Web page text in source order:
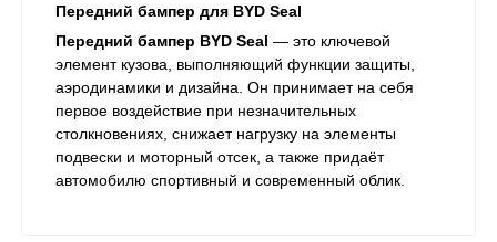
Передний бампер для BYD Seal
Передний бампер BYD Seal — это ключевой
элемент кузова, выполняющий функции защиты,
аэродинамики и дизайна. Он принимает на себя
первое воздействие при незначительных
столкновениях, снижает нагрузку на элементы
подвески и моторный отсек, а также придаёт
автомобилю спортивный и современный облик.